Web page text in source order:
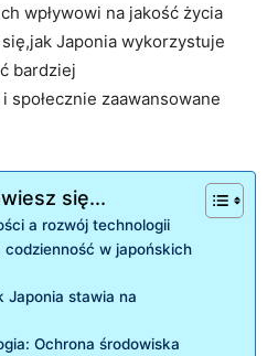
wpływowi na jakość życia
Japonia wykorzystuje
bardziej
zaawansowane
się...
a rozwój technologii
w japońskich
Japonia stawia na
Ochrona środowiska